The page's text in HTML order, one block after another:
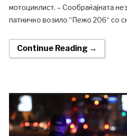
мотоциклист. – Сообраќајната
патничко возило “Пежо 206“ со
Continue Reading →